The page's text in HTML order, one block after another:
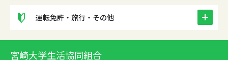
運転免許・旅行・その他
宮崎大学生活協同組合